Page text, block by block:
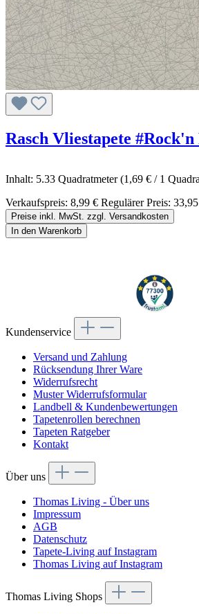
Rasch Vliestapete #Rock'n
Inhalt: 5.33 Quadratmeter(1,69 € / 1
Verkaufspreis: 8,99 € Regulärer Preis:
Preise inkl. MwSt. zzgl. Versandkosten
In den Warenkorb
Kundenservice
Versand und Zahlung
Rücksendung Ihrer Ware
Widerrufsrecht
Muster Widerrufsformular
Landbell & Kundenbewertungen
Tapetenrollen berechnen
Tapeten Ratgeber
Kontakt
Über uns
Thomas Living - Über uns
Impressum
AGB
Datenschutz
Tapete-Living auf Instagram
Thomas Living auf Instagram
Thomas Living Shops